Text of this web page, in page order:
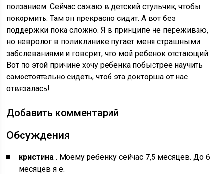
ползанием. Сейчас сажаю в детский стульчик, чтобы
покормить. Там он прекрасно сидит. А вот без
поддержки пока сложно. Я в принципе не переживаю,
но невролог в поликлинике пугает меня страшными
заболеваниями и говорит, что мой ребенок отстающий.
Вот по этой причине хочу ребенка побыстрее научить
самостоятельно сидеть, чтоб эта докторша от нас
отвязалась!
Добавить комментарий
Обсуждения
кристина . Моему ребенку сейчас 7,5 месяцев. До 6
месяцев я е.